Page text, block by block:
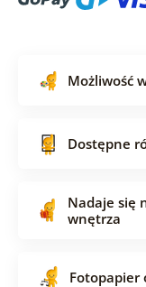
Możliwość
Dostępne
Nadaje się
wnętrza
Fotopapier